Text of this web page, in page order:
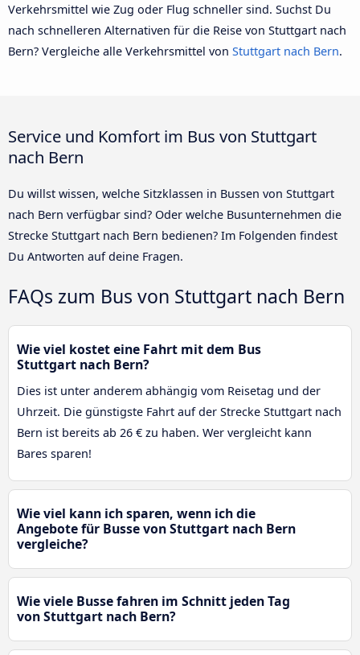
Verkehrsmittel wie Zug oder Flug schneller sind. Suchst Du
nach schnelleren Alternativen für die Reise von Stuttgart nach
Bern? Vergleiche alle Verkehrsmittel von Stuttgart nach Bern.
Service und Komfort im Bus von Stuttgart
nach Bern
Du willst wissen, welche Sitzklassen in Bussen von Stuttgart
nach Bern verfügbar sind? Oder welche Busunternehmen die
Strecke Stuttgart nach Bern bedienen? Im Folgenden findest
Du Antworten auf deine Fragen.
FAQs zum Bus von Stuttgart nach Bern
Wie viel kostet eine Fahrt mit dem Bus
Stuttgart nach Bern?
Dies ist unter anderem abhängig vom Reisetag und der
Uhrzeit. Die günstigste Fahrt auf der Strecke Stuttgart nach
Bern ist bereits ab 26 € zu haben. Wer vergleicht kann
Bares sparen!
Wie viel kann ich sparen, wenn ich die
Angebote für Busse von Stuttgart nach Bern
vergleiche?
Wie viele Busse fahren im Schnitt jeden Tag
von Stuttgart nach Bern?